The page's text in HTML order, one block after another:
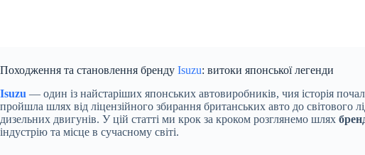
Походження та становлення бренду Isuzu: витоки японської легенди
Isuzu — один із найстаріших японських автовиробників, чия історія
пройшла шлях від ліцензійного збирання британських авто до світового
дизельних двигунів. У цій статті ми крок за кроком розглянемо шлях
індустрію та місце в сучасному світі.